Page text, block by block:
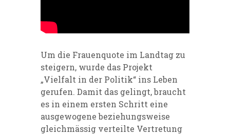
Um die Frauenquote im Landtag zu
steigern, wurde das Projekt
„Vielfalt in der Politik“ ins Leben
gerufen. Damit das gelingt, braucht
es in einem ersten Schritt eine
ausgewogene beziehungsweise
gleichmässig verteilte Vertretung